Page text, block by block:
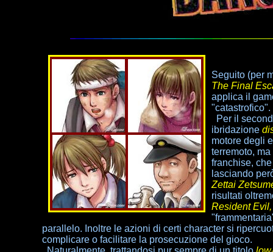
Seguito (per
The Final
applica il
"catastrofico".
Per il
ibridazione
motore degli
terremoto,
franchise,
lasciando
Zettai
risultati
Resident
parallelo. Inoltre le azioni di certi character si
complicare o facilitare la prosecuzione del gioco.